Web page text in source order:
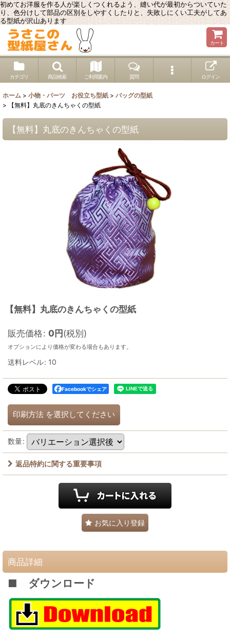
初めてお洋服を作る人が楽しくつくれるよう、縫い代が最初からついていた
り、色分けして部品の区別をしやすくしたりと、失敗しにくい工夫がしてあ
る型紙が沢山あります
カート
カテゴリ 商品検索 ご利用案内 質問 ログイン
ホーム > 小物・パーツ お役立ち型紙 > バッグの型紙
>
【無料】丸底のきんちゃくの型紙
【無料】丸底のきんちゃくの型紙
【無料】丸底のきんちゃくの型紙
販売価格: 0円(税別)
オプションにより価格が変わる場合もあります。
送料レベル: 10
Facebookでシェア
印刷方法 を選択してください
数量:
返品特約に関する重要事項
お気に入り登録
商品詳細
■ ダウンロード